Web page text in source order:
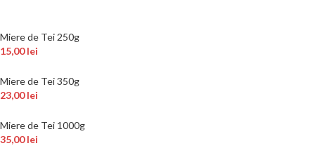
Miere de Tei 250g
15,00lei
Miere de Tei 350g
23,00lei
Miere de Tei 1000g
35,00lei